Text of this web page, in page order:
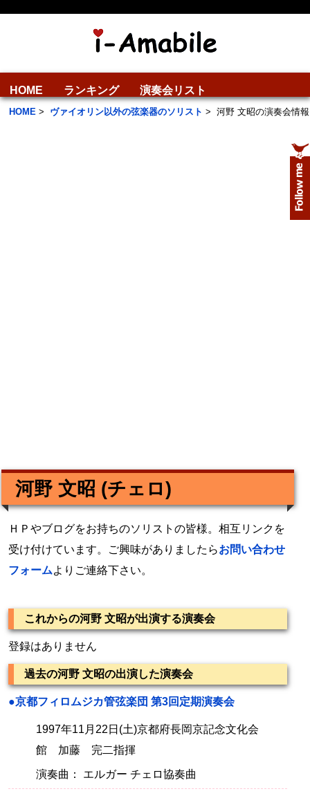
HOME ランキング 演奏会リスト
HOME > ヴァイオリン以外の弦楽器のソリスト > 河野 文昭の演奏会情報
河野 文昭 (チェロ)
ＨＰやブログをお持ちのソリストの皆様。相互リンクを
受け付けています。ご興味がありましたらお問い合わせ
フォームよりご連絡下さい。
これからの河野 文昭が出演する演奏会
登録はありません
過去の河野 文昭の出演した演奏会
●京都フィロムジカ管弦楽団 第3回定期演奏会
1997年11月22日(土)京都府長岡京記念文化会
館 加藤 完二指揮
演奏曲： エルガー チェロ協奏曲